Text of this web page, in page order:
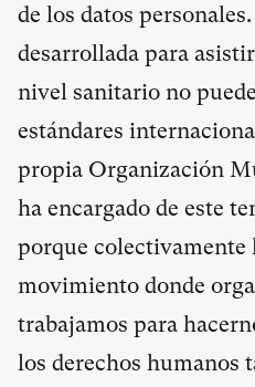
de los datos
desarrollada para
nivel sanitario no
estándares
propia Organización
ha encargado de este
porque colectivamente
movimiento donde
trabajamos para
los derechos humanos